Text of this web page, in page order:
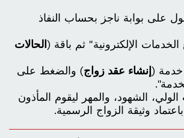
على بوابة ناجز بحساب النفاذ
الخدمات الإلكترونية" ثم باقة ( الحالات
خدمة ( إنشاء عقد زواج) والضغط على
الولي، الشهود، والمهر ليقوم المأذون
وثيقة الزواج الرسمية.